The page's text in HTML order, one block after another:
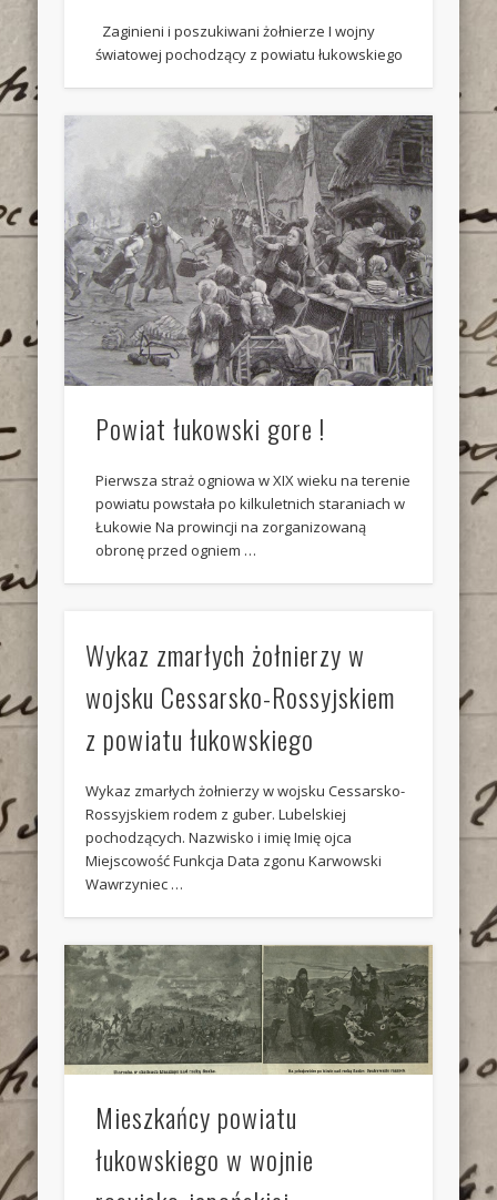
Zaginieni i poszukiwani żołnierze I wojny
światowej pochodzący z powiatu łukowskiego
Powiat łukowski gore !
Pierwsza straż ogniowa w XIX wieku na terenie
powiatu powstała po kilkuletnich staraniach w
Łukowie Na prowincji na zorganizowaną
obronę przed ogniem …
Wykaz zmarłych żołnierzy w
wojsku Cessarsko-Rossyjskiem
z powiatu łukowskiego
Wykaz zmarłych żołnierzy w wojsku Cessarsko-
Rossyjskiem rodem z guber. Lubelskiej
pochodzących. Nazwisko i imię Imię ojca
Miejscowość Funkcja Data zgonu Karwowski
Wawrzyniec …
Mieszkańcy powiatu
łukowskiego w wojnie